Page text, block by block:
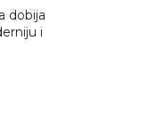
dobija
i